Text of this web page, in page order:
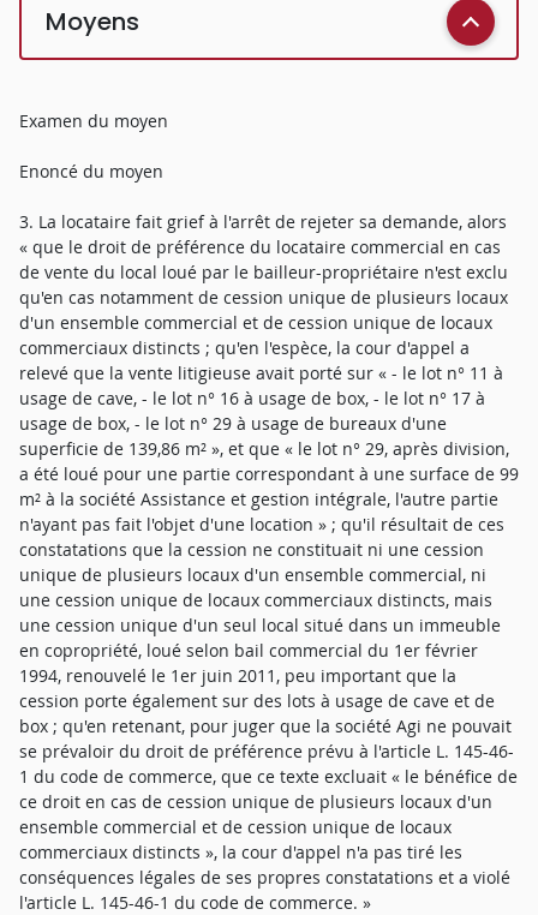
Moyens
Examen du moyen
Enoncé du moyen
3. La locataire fait grief à l'arrêt de rejeter sa demande, alors
« que le droit de préférence du locataire commercial en cas
de vente du local loué par le bailleur-propriétaire n'est exclu
qu'en cas notamment de cession unique de plusieurs locaux
d'un ensemble commercial et de cession unique de locaux
commerciaux distincts ; qu'en l'espèce, la cour d'appel a
relevé que la vente litigieuse avait porté sur « - le lot n° 11 à
usage de cave, - le lot n° 16 à usage de box, - le lot n° 17 à
usage de box, - le lot n° 29 à usage de bureaux d'une
superficie de 139,86 m² », et que « le lot n° 29, après division,
a été loué pour une partie correspondant à une surface de 99
m² à la société Assistance et gestion intégrale, l'autre partie
n'ayant pas fait l'objet d'une location » ; qu'il résultait de ces
constatations que la cession ne constituait ni une cession
unique de plusieurs locaux d'un ensemble commercial, ni
une cession unique de locaux commerciaux distincts, mais
une cession unique d'un seul local situé dans un immeuble
en copropriété, loué selon bail commercial du 1er février
1994, renouvelé le 1er juin 2011, peu important que la
cession porte également sur des lots à usage de cave et de
box ; qu'en retenant, pour juger que la société Agi ne pouvait
se prévaloir du droit de préférence prévu à l'article L. 145-46-
1 du code de commerce, que ce texte excluait « le bénéfice de
ce droit en cas de cession unique de plusieurs locaux d'un
ensemble commercial et de cession unique de locaux
commerciaux distincts », la cour d'appel n'a pas tiré les
conséquences légales de ses propres constatations et a violé
l'article L. 145-46-1 du code de commerce. »